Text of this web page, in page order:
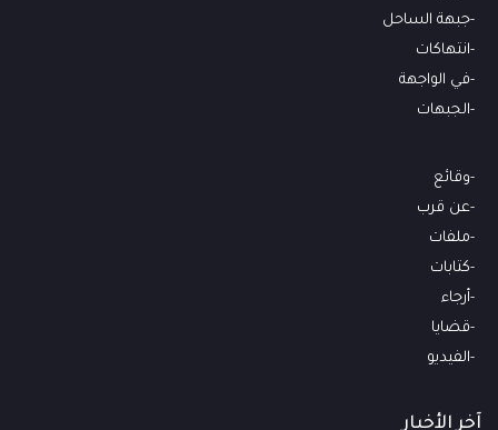
جبهة الساحل
انتهاكات
في الواجهة
الجبهات
وقائع
عن قرب
ملفات
كتابات
أرجاء
قضايا
الفيديو
آخر الأخبار